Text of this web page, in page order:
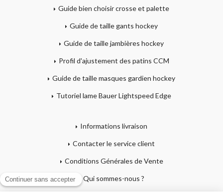
Guide bien choisir crosse et palette
Guide de taille gants hockey
Guide de taille jambières hockey
Profil d'ajustement des patins CCM
Guide de taille masques gardien hockey
Tutoriel lame Bauer Lightspeed Edge
Informations livraison
Contacter le service client
Conditions Générales de Vente
Qui sommes-nous ?